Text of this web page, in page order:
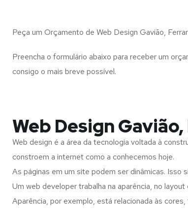
Peça um Orçamento de Web Design Gavião,
Preencha o formulário abaixo para receber um
consigo o mais breve possível.
Web Design
Web design é a área da tecnologia voltada à
constroem a internet como a conhecemos hoje.
As páginas em um site podem ser dinâmicas.
Um web developer trabalha na aparência, no
Aparência, por exemplo, está relacionada às